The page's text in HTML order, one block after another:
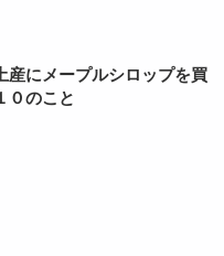
産にメープルシロップを買
０のこと